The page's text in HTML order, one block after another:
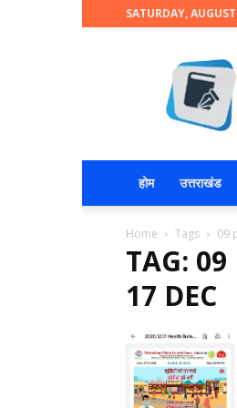
SATURDAY,
होम उत्तराखंड
Home Tags 09
TAG:
17 DEC